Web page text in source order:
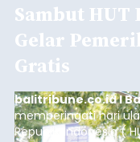
Sambut HUT
Gelar
Gratis
balitribune.co.id I
memperingati hari
Republik Indonesia (